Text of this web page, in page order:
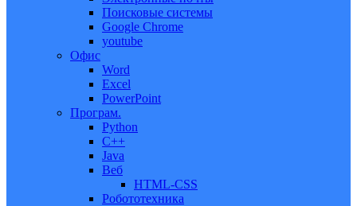
Поисковые системы
Google Chrome
youtube
Офис
Word
Excel
PowerPoint
Програм.
Python
C++
Java
Веб
HTML-CSS
Робототехника